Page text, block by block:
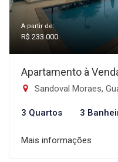
A partir de:
R$ 233.000
Apartamento à
Sandoval Moraes,
3 Quartos 3
Mais informações